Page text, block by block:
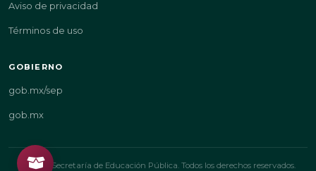
Aviso de privacidad
Términos de uso
GOBIERNO
gob.mx/sep
gob.mx
© 2026 Secretaría de Educación Pública. Todos los derechos reservados.